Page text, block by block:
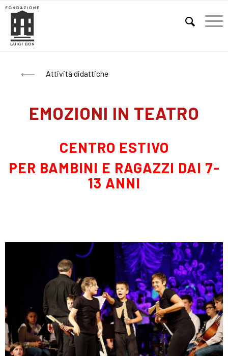
Attività didattiche
EMOZIONI IN TEATRO
CENTRO ESTIVO
PER BAMBINI E RAGAZZI DAI 7-
13 ANNI